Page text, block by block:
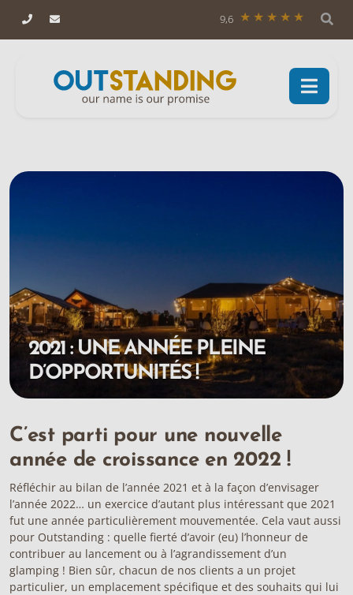
9,6
2021 : UNE ANNÉE PLEINE
D’OPPORTUNITÉS !
C’est parti pour une nouvelle
année de croissance en 2022 !
Réfléchir au bilan de l’année 2021 et à la façon d’envisager
l’année 2022… un exercice d’autant plus intéressant que 2021
fut une année particulièrement mouvementée. Cela vaut aussi
pour Outstanding : quelle fierté d’avoir (eu) l’honneur de
contribuer au lancement ou à l’agrandissement d’un
glamping ! Bien sûr, chacun de nos clients a un projet
particulier, un emplacement spécifique et des souhaits qui lui